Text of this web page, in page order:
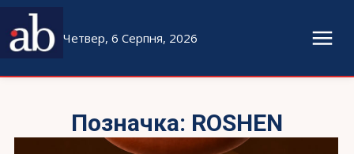
Четвер, 6 Серпня, 2026
Позначка: ROSHEN